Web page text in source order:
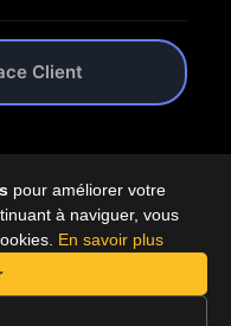
pour améliorer votre
à naviguer, vous
En savoir plus
Client
réservés.